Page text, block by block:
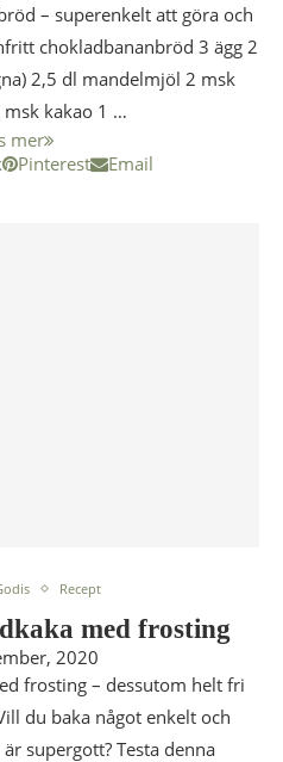
– superenkelt att göra och
chokladbananbröd 3 ägg 2
2,5 dl mandelmjöl 2 msk
kakao 1 …
mer
Pinterest Email
Recept
med frosting
2020
frosting – dessutom helt fri
du baka något enkelt och
supergott? Testa denna